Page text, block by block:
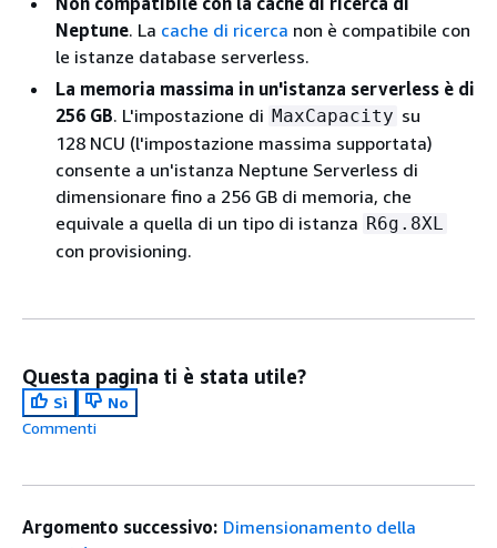
Neptune. La cache di ricerca non è compatibile con
le istanze database serverless.
La memoria massima in un'istanza serverless è di
256 GB. L'impostazione di MaxCapacity su
128 NCU (l'impostazione massima supportata)
consente a un'istanza Neptune Serverless di
dimensionare fino a 256 GB di memoria, che
equivale a quella di un tipo di istanza R6g.8XL
con provisioning.
Questa pagina ti è stata utile?
Sì
No
Commenti
Argomento successivo: Dimensionamento della